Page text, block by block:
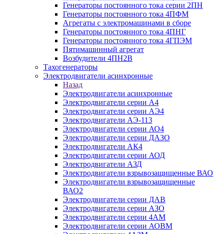
Генераторы постоянного тока серии 2ПН
Генераторы постоянного тока 4ПФМ
Агрегаты с электромашинами в сборе
Генераторы постоянного тока 4ПНГ
Генераторы постоянного тока 4ГПЭМ
Пятимашинный агрегат
Возбудители 4ПН2В
Тахогенераторы
Электродвигатели асинхронные
Назад
Электродвигатели асинхронные
Электродвигатели серии А4
Электродвигатели серии АЭ4
Электродвигатели АЭ-113
Электродвигатели серии АО4
Электродвигатели серии ДАЗО
Электродвигатели АК4
Электродвигатели серии АОД
Электродвигатели АЗД
Электродвигатели взрывозащищенные ВАО
Электродвигатели взрывозащищенные
ВАО2
Электродвигатели серии ДАВ
Электродвигатели серии АЗО
Электродвигатели серии 4АМ
Электродвигатели серии АОВМ